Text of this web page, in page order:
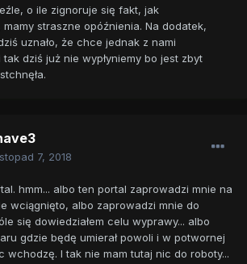
o ile zignoruje się fakt, jak
straszne opóźnienia. Na dodatek,
uznało, że chce jednak z nami
dziś już nie wypłyniemy bo jest zbyt
7, 2018
hmm... albo ten portal zaprowadzi mnie na
wciągnięto, albo zaprowadzi mnie do
się dowiedziałem celu wyprawy... albo
gdzie będę umierał powoli i w potwornej
wchodzę. I tak nie mam tutaj nic do roboty...